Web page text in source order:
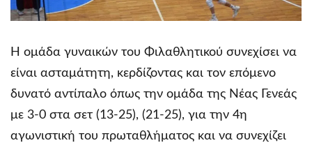
Η ομάδα γυναικών του Φιλαθλητικού συνεχίσει να
είναι ασταμάτητη, κερδίζοντας και τον επόμενο
δυνατό αντίπαλο όπως την ομάδα της Νέας Γενεάς
με 3-0 στα σετ (13-25), (21-25), για την 4η
αγωνιστική του πρωταθλήματος και να συνεχίζει